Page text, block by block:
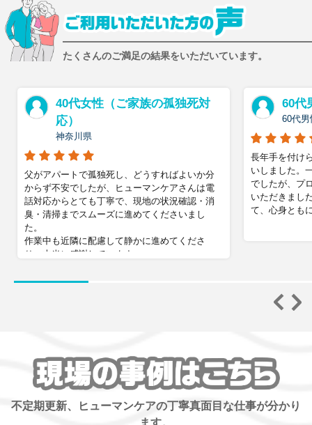
たくさんのご満足の結果をいただいています。
40代女性（ご家族の孤独死対
応）
神奈川県
父がアパートで孤独死し、どうすればよいか分
からず不安でしたが、ヒューマンケアさんは電
話対応からとても丁寧で、現地の状況確認・消
臭・清掃までスムーズに進めてくださいまし
た。
作業中も近隣に配慮して静かに進めてくださ
り、本当に感謝しています。
60代
60代
長年手を付け
いしました。
でしたが、プ
いただきまし
て、心身とも
不定期更新、ヒューマンケアの丁寧真面目な仕事が分かり
ます。